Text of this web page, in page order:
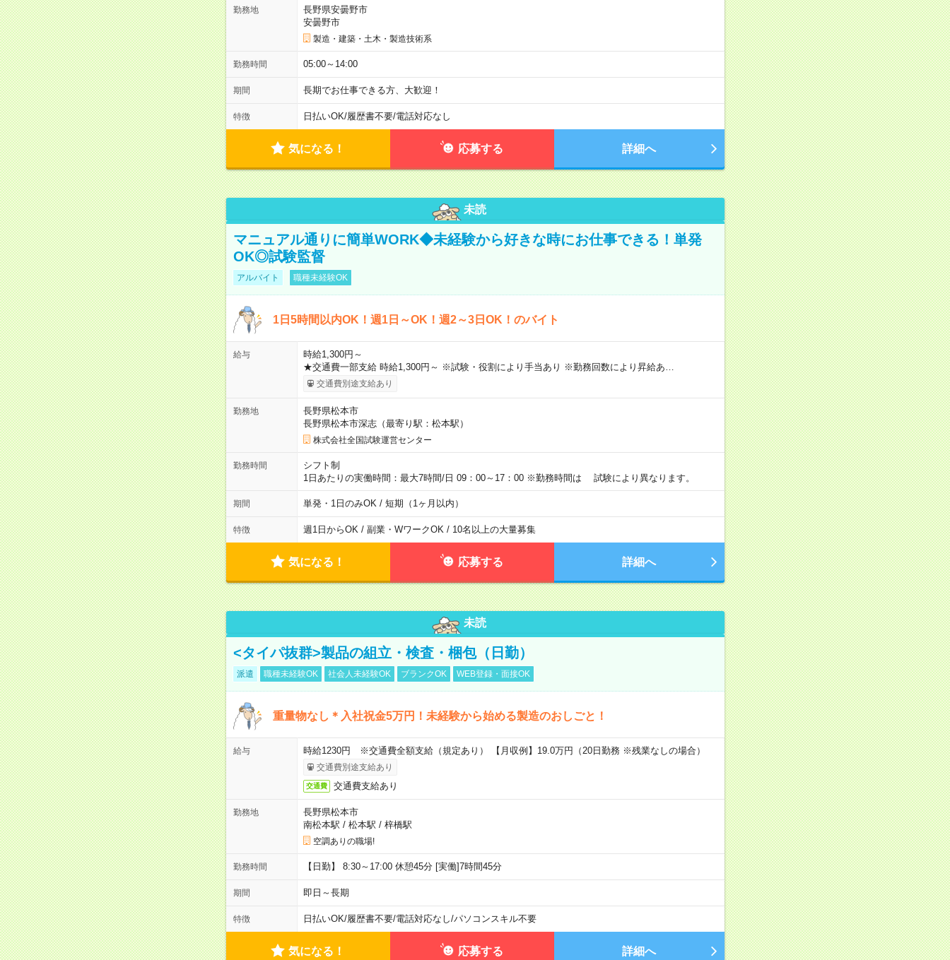
勤務地
長野県安曇野市
安曇野市
製造・建築・土木・製造技術系
勤務時間 05:00～14:00
期間 長期でお仕事できる方、大歓迎！
特徴 日払いOK/履歴書不要/電話対応なし
気になる！ 応募する 詳細へ
未読
マニュアル通りに簡単WORK◆未経験から好きな時にお仕事できる！単発
OK◎試験監督
アルバイト 職種未経験OK
1日5時間以内OK！週1日～OK！週2～3日OK！のバイト
給与
時給1,300円～
★交通費一部支給 時給1,300円～ ※試験・役割により手当あり ※勤務回数により昇給あ…
交通費別途支給あり
勤務地
長野県松本市
長野県松本市深志（最寄り駅：松本駅）
株式会社全国試験運営センター
勤務時間
シフト制
1日あたりの実働時間：最大7時間/日 09：00～17：00 ※勤務時間は 試験により異なります。
期間 単発・1日のみOK / 短期（1ヶ月以内）
特徴 週1日からOK / 副業・WワークOK / 10名以上の大量募集
気になる！ 応募する 詳細へ
未読
<タイパ抜群>製品の組立・検査・梱包（日勤）
派遣 職種未経験OK 社会人未経験OK ブランクOK WEB登録・面接OK
重量物なし＊入社祝金5万円！未経験から始める製造のおしごと！
給与 時給1230円 ※交通費全額支給（規定あり） 【月収例】19.0万円（20日勤務 ※残業なしの場合）
交通費別途支給あり
交通費 交通費支給あり
勤務地
長野県松本市
南松本駅 / 松本駅 / 梓橋駅
空調ありの職場!
勤務時間 【日勤】 8:30～17:00 休憩45分 [実働]7時間45分
期間 即日～長期
特徴 日払いOK/履歴書不要/電話対応なし/パソコンスキル不要
気になる！ 応募する 詳細へ